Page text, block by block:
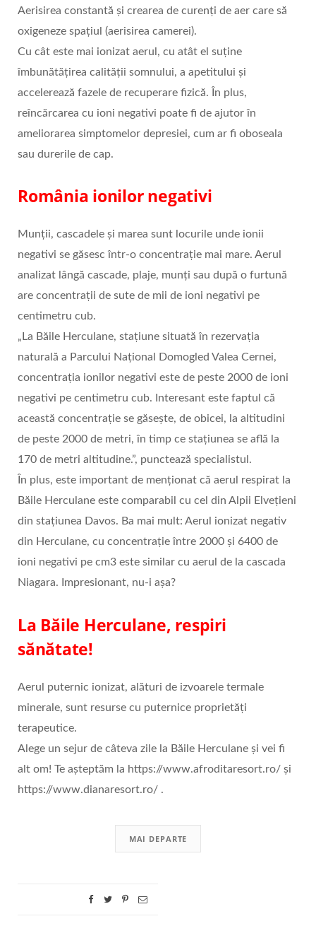
Aerisirea constantă și crearea de curenți de aer care să
oxigeneze spațiul (aerisirea camerei).
Cu cât este mai ionizat aerul, cu atât el suține
îmbunătățirea calității somnului, a apetitului și
accelerează fazele de recuperare fizică. În plus,
reîncărcarea cu ioni negativi poate fi de ajutor în
ameliorarea simptomelor depresiei, cum ar fi oboseala
sau durerile de cap.
România ionilor negativi
Munții, cascadele și marea sunt locurile unde ionii
negativi se găsesc într-o concentrație mai mare. Aerul
analizat lângă cascade, plaje, munți sau după o furtună
are concentrații de sute de mii de ioni negativi pe
centimetru cub.
„La Băile Herculane, stațiune situată în rezervația
naturală a Parcului Național Domogled Valea Cernei,
concentrația ionilor negativi este de peste 2000 de ioni
negativi pe centimetru cub. Interesant este faptul că
această concentrație se găsește, de obicei, la altitudini
de peste 2000 de metri, în timp ce stațiunea se află la
170 de metri altitudine.”, punctează specialistul.
În plus, este important de menționat că aerul respirat la
Băile Herculane este comparabil cu cel din Alpii Elveţieni
din staţiunea Davos. Ba mai mult: Aerul ionizat negativ
din Herculane, cu concentrație între 2000 şi 6400 de
ioni negativi pe cm3 este similar cu aerul de la cascada
Niagara. Impresionant, nu-i așa?
La Băile Herculane, respiri
sănătate!
Aerul puternic ionizat, alături de izvoarele termale
minerale, sunt resurse cu puternice proprietăți
terapeutice.
Alege un sejur de câteva zile la Băile Herculane și vei fi
alt om! Te așteptăm la https://www.afroditaresort.ro/ și
https://www.dianaresort.ro/ .
MAI DEPARTE